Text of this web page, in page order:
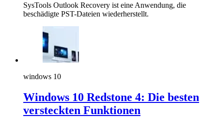
SysTools Outlook Recovery ist eine Anwendung, die
beschädigte PST-Dateien wiederherstellt.
windows 10
Windows 10 Redstone 4: Die besten
versteckten Funktionen